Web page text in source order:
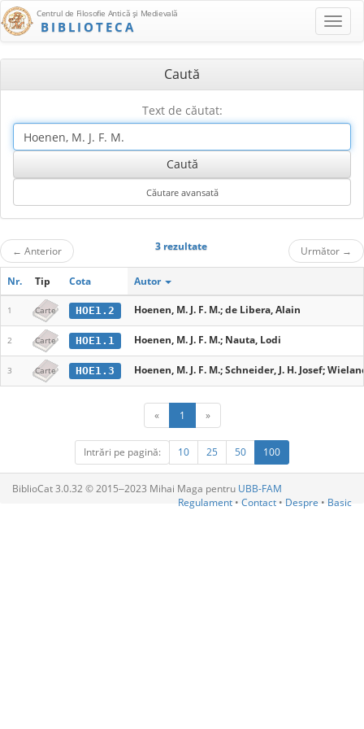
Centrul de Filosofie Antică şi Medievală
BIBLIOTECA
Caută
Text de căutat:
← Anterior 3 rezultate Următor →
Nr. Tip Cota Autor
1 Carte HOE1.2 Hoenen, M. J. F. M.; de Libera, Alain
2 Carte HOE1.1 Hoenen, M. J. F. M.; Nauta, Lodi
3 Carte HOE1.3 Hoenen, M. J. F. M.; Schneider, J. H. Josef;
« 1 »
Intrări pe pagină: 10 25 50 100
BiblioCat 3.0.32 © 2015‒2023 Mihai Maga pentru UBB-FAM
Regulament • Contact • Despre • Basic